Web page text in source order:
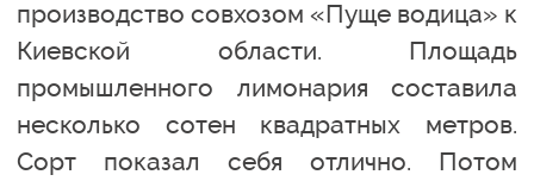
производство совхозом «Пуще водица» к
Киевской области. Площадь
промышленного лимонария составила
несколько сотен квадратных метров.
Сорт показал себя отлично. Потом